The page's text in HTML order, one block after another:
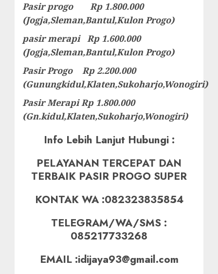
Pasir progo Rp 1.800.000
(Jogja,Sleman,Bantul,Kulon Progo)
pasir merapi Rp 1.600.000
(Jogja,Sleman,Bantul,Kulon Progo)
Pasir Progo Rp 2.200.000
(Gunungkidul,Klaten,Sukoharjo,Wonogiri)
Pasir Merapi Rp 1.800.000
(Gn.kidul,Klaten,Sukoharjo,Wonogiri)
Info Lebih Lanjut Hubungi :
PELAYANAN TERCEPAT DAN
TERBAIK PASIR PROGO SUPER
KONTAK WA :082323835854
TELEGRAM/WA/SMS :
085217733268
EMAIL :idijaya93@gmail.com